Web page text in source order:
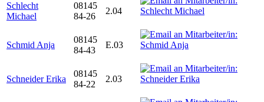
Schlecht
Michael
08145
84-26
2.04
Schmid Anja
08145
84-43
E.03
Schneider Erika
08145
84-22
2.03